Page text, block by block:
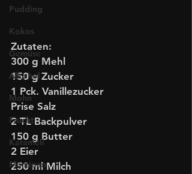
Pudding
Kokos
Gemüse
Alkohol
Mohn
Frucht
Karamell
Marzipan
Zutaten:
300 g Mehl
150 g Zucker
1 Pck. Vanillezucker
Prise Salz
2 TL Backpulver
150 g Butter
2 Eier
250 ml Milch